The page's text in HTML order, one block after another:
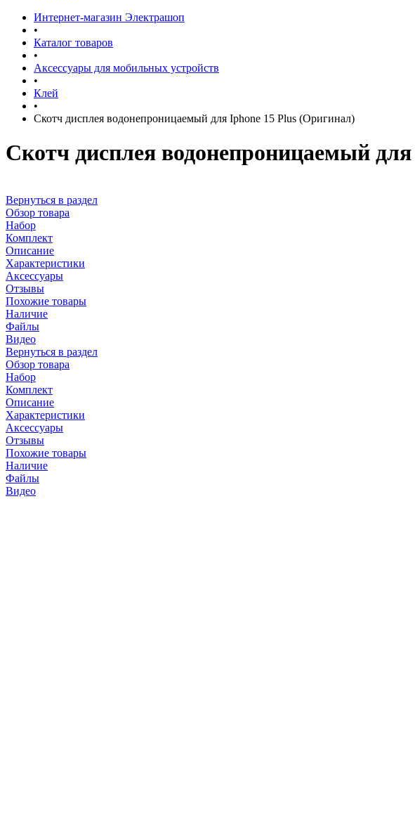
Интернет-магазин Электрашоп
•
Каталог товаров
•
Аксессуары для мобильных устройств
•
Клей
•
Скотч дисплея водонепроницаемый для Iphone 15 Plus (Оригинал)
Скотч дисплея водонепроницаемый
Вернуться в раздел
Обзор товара
Набор
Комплект
Описание
Характеристики
Аксессуары
Отзывы
Похожие товары
Наличие
Файлы
Видео
Вернуться в раздел
Обзор товара
Набор
Комплект
Описание
Характеристики
Аксессуары
Отзывы
Похожие товары
Наличие
Файлы
Видео